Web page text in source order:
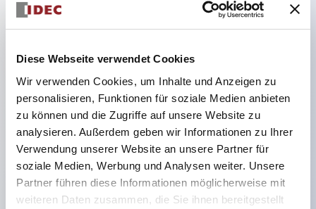
Diese Webseite verwendet Cookies
Wir verwenden Cookies, um Inhalte und Anzeigen zu
personalisieren, Funktionen für soziale Medien anbieten
zu können und die Zugriffe auf unsere Website zu
analysieren. Außerdem geben wir Informationen zu Ihrer
Verwendung unserer Website an unsere Partner für
soziale Medien, Werbung und Analysen weiter. Unsere
Partner führen diese Informationen möglicherweise mit
weiteren Daten zusammen, die Sie ihnen bereitgestellt
Arten von beleuchteten Flächen.
Verwendung von superhellen Flächenleucht-
Super-LEDs.
wird der Verkabelungsaufwand reduziert, zudem
wird eine integrierte Struktur von
Klemmabdeckung und Gehäuse sowie eine
Schraubenverlustsicherung realisiert.
Durch die Verwendung von Abdeckungen mit
Überbrückungshalter entfällt die Notwendigkeit